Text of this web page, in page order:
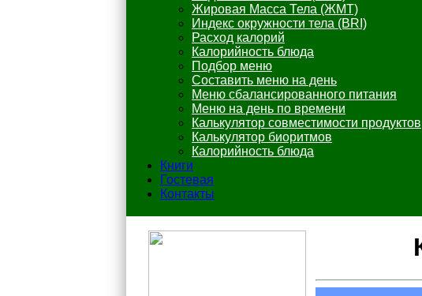
Жировая Масса Тела (ЖМТ)
Индекс окружности тела (BRI)
Расход калорий
Калорийность блюда
Подбор меню
Составить меню на день
Меню сбалансированного питания
Меню на день по времени
Калькулятор совместимости продуктов
Калькулятор биоритмов
Калорийность блюда
Книги
Гостевая
Контакты